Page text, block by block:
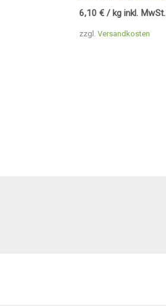
zzgl.Versandkosten
6,10€ / kg inkl. MwSt.